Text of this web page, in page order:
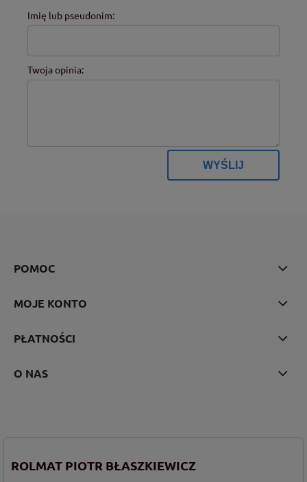
Imię lub pseudonim:
Twoja opinia:
WYŚLIJ
POMOC
MOJE KONTO
PŁATNOŚCI
O NAS
ROLMAT PIOTR BŁASZKIEWICZ